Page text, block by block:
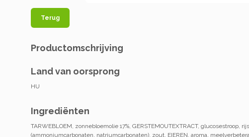
Terug
Productomschrijving
Land van oorsprong
HU
Ingrediënten
TARWEBLOEM, zonnebloemolie 17%, GERSTEMOUTEXTRACT, glucosestroop,
(ammoniumcarbonaten, natriumcarbonaten), zout, EIEREN, aroma,